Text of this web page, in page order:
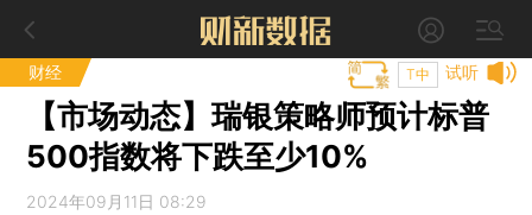
财经 试听
T中
【市场动态】瑞银策略师预计标普
500指数将下跌至少10%
2024年09月11日 08:29